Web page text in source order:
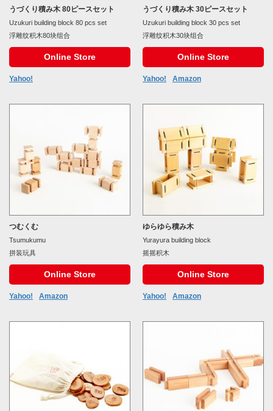
うづくり積み木 80ピースセット
Uzukuri building block 80 pcs set
浮雕纹积木80块组合
Online Store
Yahoo!
うづくり積み木 30ピースセット
Uzukuri building block 30 pcs set
浮雕纹积木30块组合
Online Store
Yahoo! Amazon
つむくむ
Tsumukumu
拼装玩具
Online Store
Yahoo! Amazon
ゆらゆら積み木
Yurayura building block
摇摇积木
Online Store
Yahoo! Amazon